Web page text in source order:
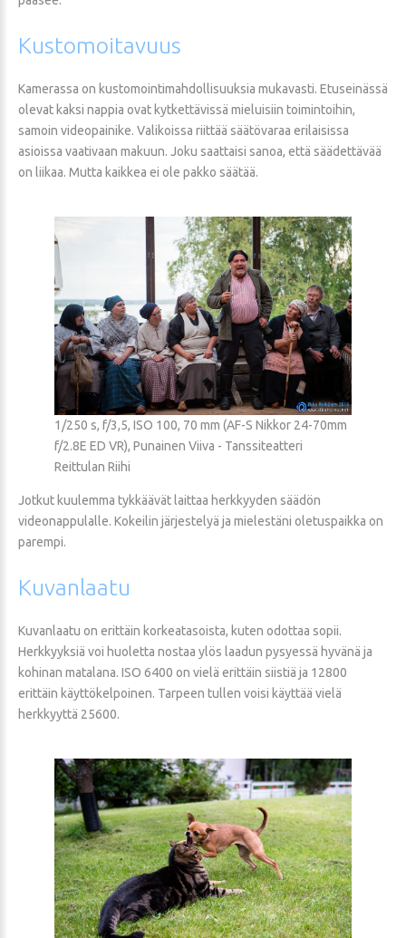
Kustomoitavuus
Kamerassa on kustomointimahdollisuuksia mukavasti. Etuseinässä
olevat kaksi nappia ovat kytkettävissä mieluisiin toimintoihin,
samoin videopainike. Valikoissa riittää säätövaraa erilaisissa
asioissa vaativaan makuun. Joku saattaisi sanoa, että säädettävää
on liikaa. Mutta kaikkea ei ole pakko säätää.
1/250 s, f/3,5, ISO 100, 70 mm (AF-S Nikkor 24-70mm
f/2.8E ED VR), Punainen Viiva - Tanssiteatteri
Reittulan Riihi
Jotkut kuulemma tykkäävät laittaa herkkyyden säädön
videonappulalle. Kokeilin järjestelyä ja mielestäni oletuspaikka on
parempi.
Kuvanlaatu
Kuvanlaatu on erittäin korkeatasoista, kuten odottaa sopii.
Herkkyyksiä voi huoletta nostaa ylös laadun pysyessä hyvänä ja
kohinan matalana. ISO 6400 on vielä erittäin siistiä ja 12800
erittäin käyttökelpoinen. Tarpeen tullen voisi käyttää vielä
herkkyyttä 25600.